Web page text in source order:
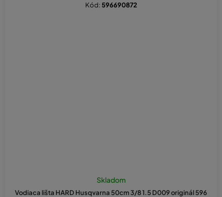
Vodiaca lišta HARD Husqvarna 50cm 3/8 1.5 D009 originál 596
Skladom
Kód: 596690872